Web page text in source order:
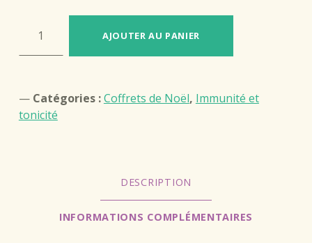
AJOUTER AU PANIER
Catégories :Coffrets de Noël, Immunité et
tonicité
DESCRIPTION
INFORMATIONS COMPLÉMENTAIRES